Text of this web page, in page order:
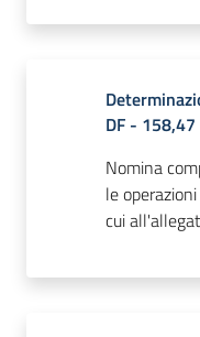
DF - 158,47
Nomina
le
cui